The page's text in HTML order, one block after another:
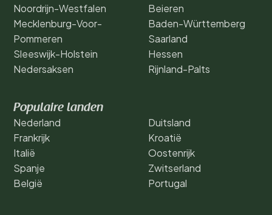
Noordrijn-Westfalen
Mecklenburg-Voor-
Pommeren
Sleeswijk-Holstein
Nedersaksen
Beieren
Baden-Württemberg
Saarland
Hessen
Rijnland-Palts
Populaire landen
Nederland
Frankrijk
Italië
Spanje
België
Duitsland
Kroatië
Oostenrijk
Zwitserland
Portugal